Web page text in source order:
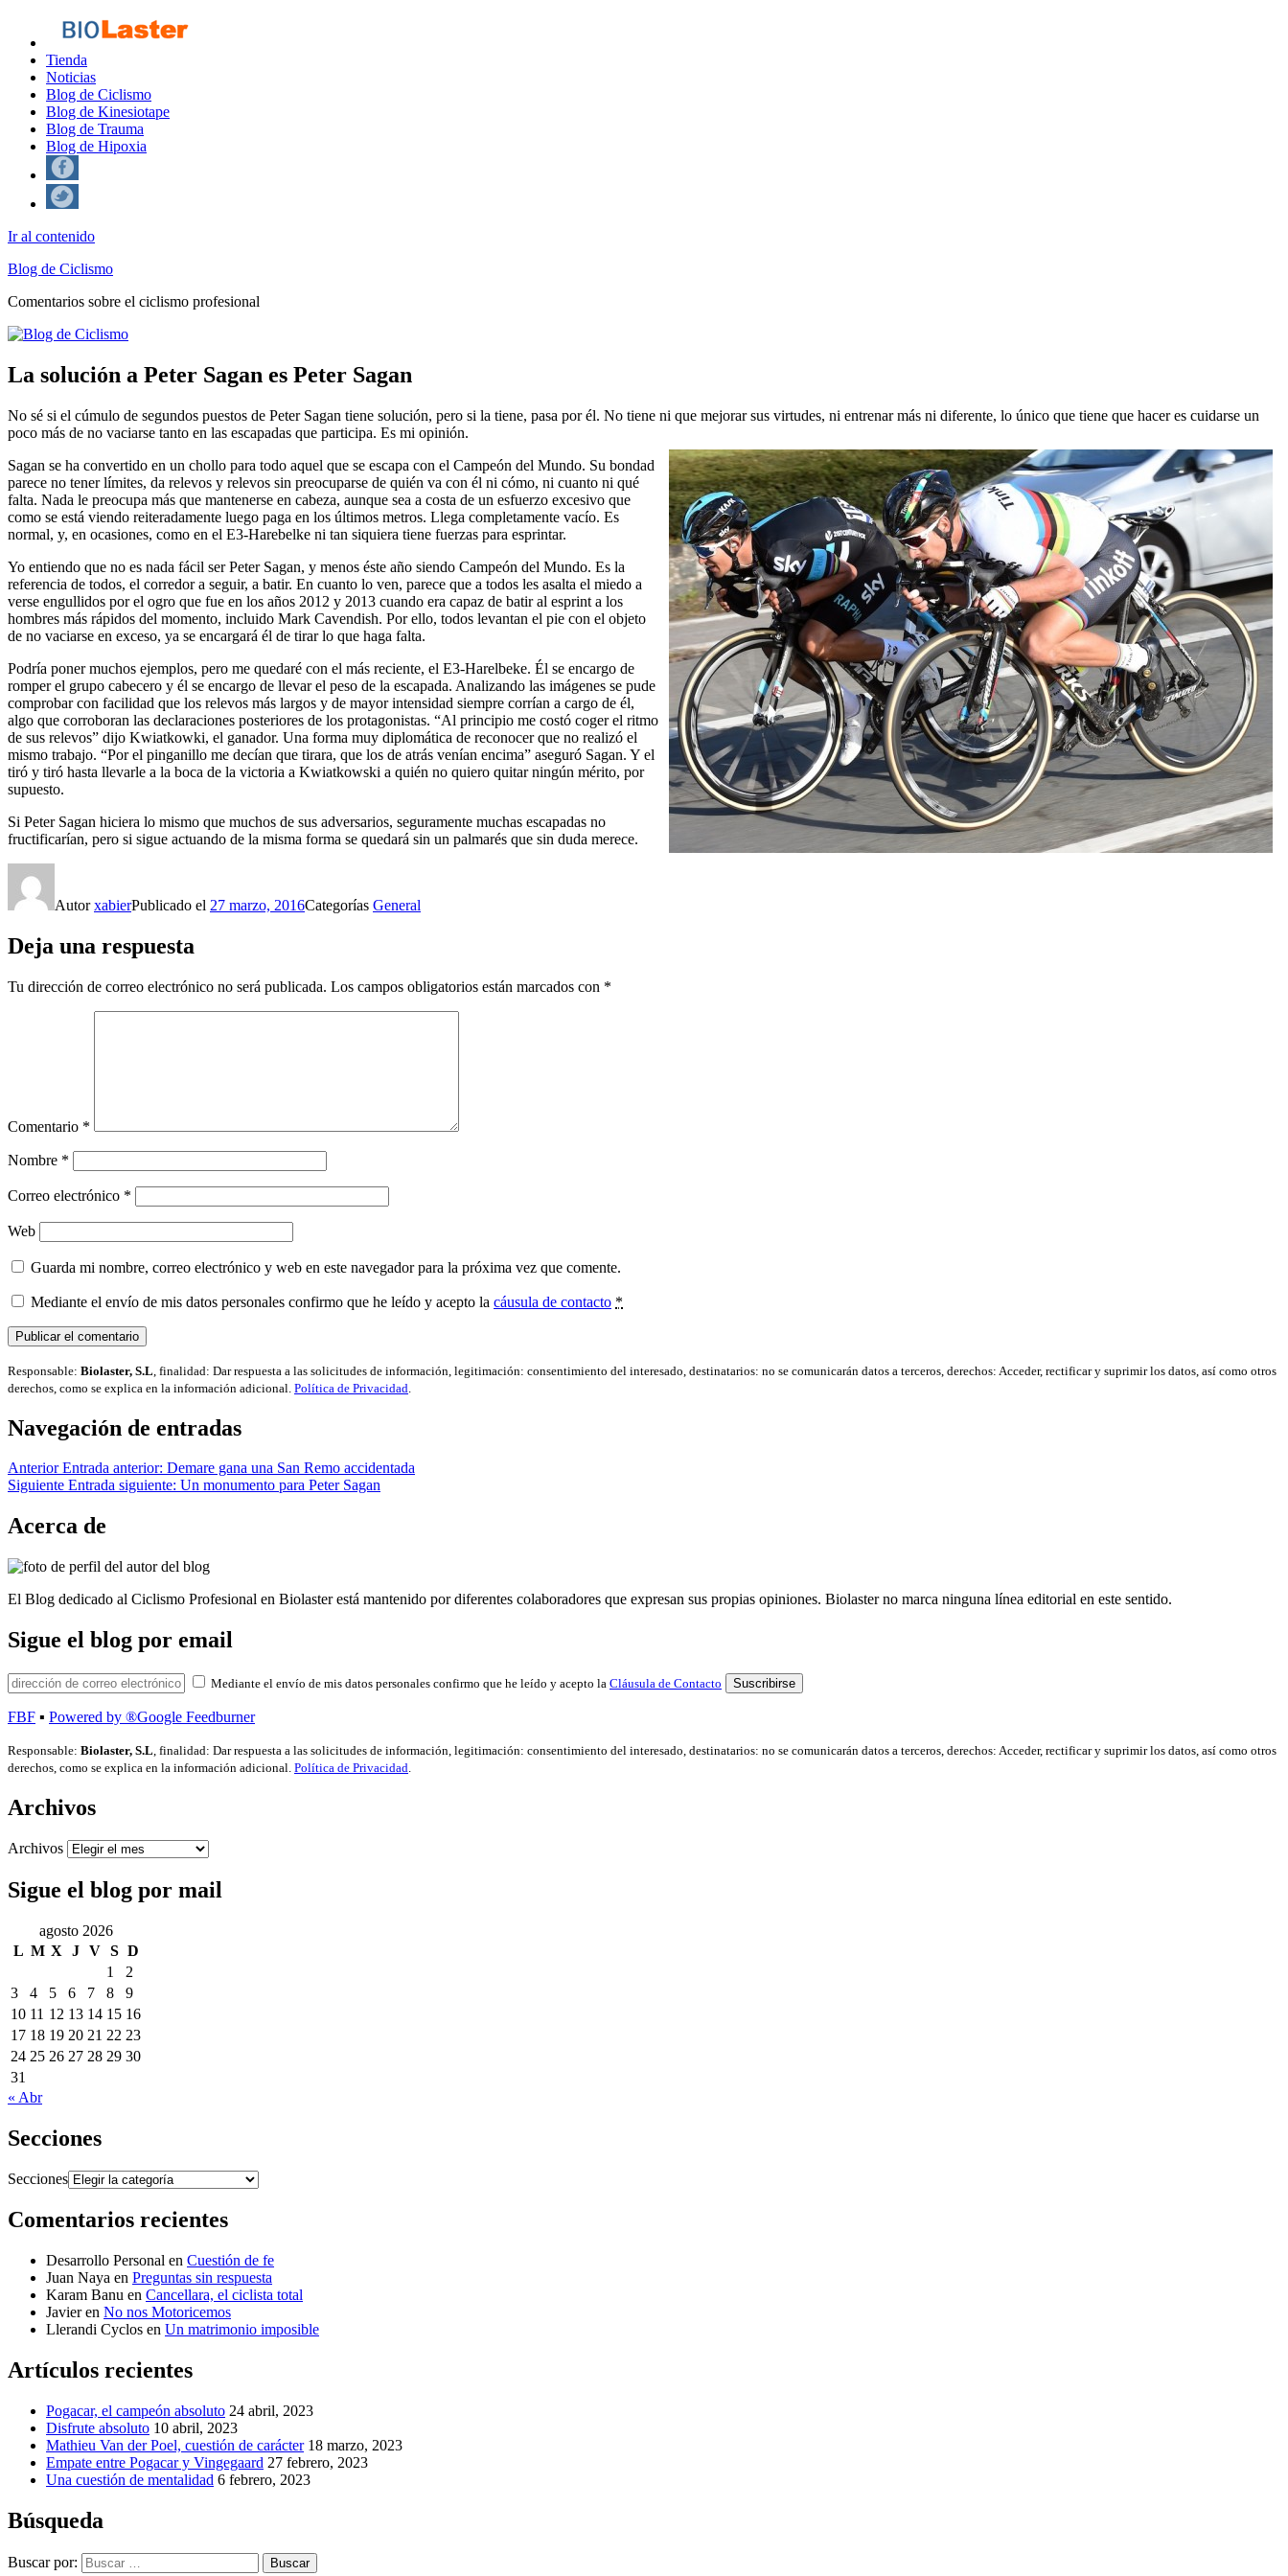
Tienda
Noticias
Blog de Ciclismo
Blog de Kinesiotape
Blog de Trauma
Blog de Hipoxia
Ir al contenido
Blog de Ciclismo
Comentarios sobre el ciclismo profesional
La solución a Peter Sagan es Peter Sagan
No sé si el cúmulo de segundos puestos de Peter Sagan tiene solución, pero si la tiene, pasa por él. No tiene ni que mejorar sus virtudes, ni entrenar más ni diferente, lo único que tiene que hacer es cuidarse un
poco más de no vaciarse tanto en las escapadas que participa. Es mi opinión.
Sagan se ha convertido en un chollo para todo aquel que se escapa con el Campeón del Mundo. Su bondad
parece no tener límites, da relevos y relevos sin preocuparse de quién va con él ni cómo, ni cuanto ni qué
falta. Nada le preocupa más que mantenerse en cabeza, aunque sea a costa de un esfuerzo excesivo que
como se está viendo reiteradamente luego paga en los últimos metros. Llega completamente vacío. Es
normal, y, en ocasiones, como en el E3-Harebelke ni tan siquiera tiene fuerzas para esprintar.
Yo entiendo que no es nada fácil ser Peter Sagan, y menos éste año siendo Campeón del Mundo. Es la
referencia de todos, el corredor a seguir, a batir. En cuanto lo ven, parece que a todos les asalta el miedo a
verse engullidos por el ogro que fue en los años 2012 y 2013 cuando era capaz de batir al esprint a los
hombres más rápidos del momento, incluido Mark Cavendish. Por ello, todos levantan el pie con el objeto
de no vaciarse en exceso, ya se encargará él de tirar lo que haga falta.
Podría poner muchos ejemplos, pero me quedaré con el más reciente, el E3-Harelbeke. Él se encargo de
romper el grupo cabecero y él se encargo de llevar el peso de la escapada. Analizando las imágenes se pude
comprobar con facilidad que los relevos más largos y de mayor intensidad siempre corrían a cargo de él,
algo que corroboran las declaraciones posteriores de los protagonistas. “Al principio me costó coger el ritmo
de sus relevos” dijo Kwiatkowki, el ganador. Una forma muy diplomática de reconocer que no realizó el
mismo trabajo. “Por el pinganillo me decían que tirara, que los de atrás venían encima” aseguró Sagan. Y el
tiró y tiró hasta llevarle a la boca de la victoria a Kwiatkowski a quién no quiero quitar ningún mérito, por
supuesto.
Si Peter Sagan hiciera lo mismo que muchos de sus adversarios, seguramente muchas escapadas no
fructificarían, pero si sigue actuando de la misma forma se quedará sin un palmarés que sin duda merece.
AutorxabierPublicado el 27 marzo, 2016Categorías General
Deja una respuesta
Tu dirección de correo electrónico no será publicada. Los campos obligatorios están marcados con *
Comentario *
Nombre *
Correo electrónico *
Web
Guarda mi nombre, correo electrónico y web en este navegador para la próxima vez que comente.
Mediante el envío de mis datos personales confirmo que he leído y acepto la cáusula de contacto *
Responsable: Biolaster, S.L , finalidad: Dar respuesta a las solicitudes de información, legitimación: consentimiento del interesado, destinatarios: no se comunicarán datos a terceros, derechos: Acceder, rectificar y suprimir los datos, así como otros
derechos, como se explica en la información adicional. Política de Privacidad
Navegación de entradas
Anterior Entrada anterior: Demare gana una San Remo accidentada
Siguiente Entrada siguiente: Un monumento para Peter Sagan
Acerca de
El Blog dedicado al Ciclismo Profesional en Biolaster está mantenido por diferentes colaboradores que expresan sus propias opiniones. Biolaster no marca ninguna línea editorial en este sentido.
Sigue el blog por email
Mediante el envío de mis datos personales confirmo que he leído y acepto la Cláusula de Contacto
FBF ▪ Powered by ®Google Feedburner
Responsable: Biolaster, S.L, finalidad: Dar respuesta a las solicitudes de información, legitimación: consentimiento del interesado, destinatarios: no se comunicarán datos a terceros, derechos: Acceder, rectificar y suprimir los datos, así como otros
derechos, como se explica en la información adicional. Política de Privacidad.
Archivos
Archivos
Sigue el blog por mail
agosto 2026
L M X J V S D
1
2
3
4 5 6 7 8
9
10 11 12 13 14 15 16
17 18 19 20 21 22 23
24 25 26 27 28 29 30
31
« Abr
Secciones
Secciones
Comentarios recientes
Desarrollo Personal en Cuestión de fe
Juan Naya en Preguntas sin respuesta
Karam Banu en Cancellara, el ciclista total
Javieren No nos Motoricemos
Llerandi Cyclos en Un matrimonio imposible
Artículos recientes
Pogacar, el campeón absoluto 24 abril, 2023
Disfrute absoluto 10 abril, 2023
Mathieu Van der Poel, cuestión de carácter 18 marzo, 2023
Empate entre Pogacar y Vingegaard 27 febrero, 2023
Una cuestión de mentalidad 6 febrero, 2023
Búsqueda
Buscar por: Buscar